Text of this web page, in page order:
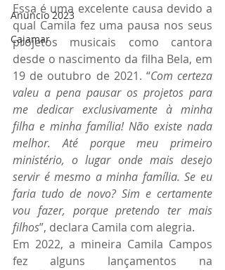
Anuncio 2023
Cajamar
Essa é uma excelente causa devido a
qual Camila fez uma pausa nos seus
projetos musicais como cantora
desde o nascimento da filha Bela, em
19 de outubro de 2021. “Com certeza
valeu a pena pausar os projetos para
me dedicar exclusivamente à minha
filha e minha família! Não existe nada
melhor. Até porque meu primeiro
ministério, o lugar onde mais desejo
servir é mesmo a minha família. Se eu
faria tudo de novo? Sim e certamente
vou fazer, porque pretendo ter mais
filhos”, declara Camila com alegria.
Em 2022, a mineira Camila Campos
fez alguns lançamentos na